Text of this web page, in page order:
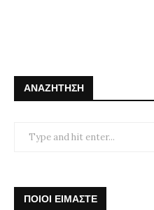
ΑΝΑΖΉΤΗΣΗ
ΠΟΙΟΙ ΕΙΜΑΣΤΕ